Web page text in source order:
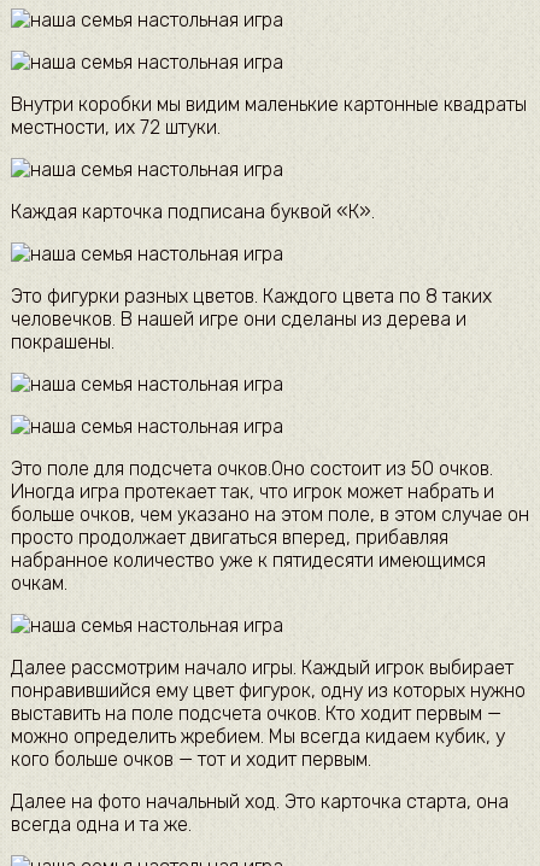
Внутри коробки мы видим маленькие картонные квадраты
местности, их 72 штуки.
Каждая карточка подписана буквой «К».
Это фигурки разных цветов. Каждого цвета по 8 таких
человечков. В нашей игре они сделаны из дерева и
покрашены.
Это поле для подсчета очков.Оно состоит из 50 очков.
Иногда игра протекает так, что игрок может набрать и
больше очков, чем указано на этом поле, в этом случае он
просто продолжает двигаться вперед, прибавляя
набранное количество уже к пятидесяти имеющимся
очкам.
Далее рассмотрим начало игры. Каждый игрок выбирает
понравившийся ему цвет фигурок, одну из которых нужно
выставить на поле подсчета очков. Кто ходит первым —
можно определить жребием. Мы всегда кидаем кубик, у
кого больше очков — тот и ходит первым.
Далее на фото начальный ход. Это карточка старта, она
всегда одна и та же.